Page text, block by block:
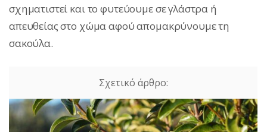
σχηματιστεί και το φυτεύουμε σε γλάστρα ή
απευθείας στο χώμα αφού απομακρύνουμε τη
σακούλα.